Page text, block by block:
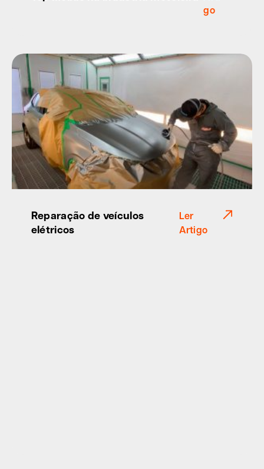
go
Reparação de veículos
elétricos
Ler
Artigo